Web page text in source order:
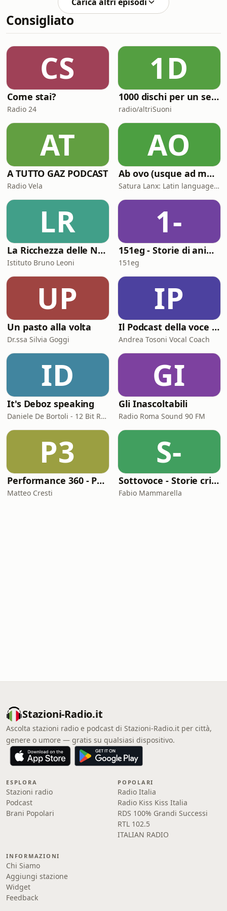
shit!"? Quand'è che si comincia a
diventare vecchi (o forse
semplicemente adulti)? Siete mai stati
compleanno? Giulia ha una tecnica
infallibile da consigliarvi... "...Ma di
ques
Consigliato
CS
Come stai?
Radio 24
1D
1000 dischi per un secolo
radio/altriSuoni
AT
A TUTTO GAZ PODCAST
Radio Vela
AO
Ab ovo (usque ad mala)
Satura Lanx: Latin language and literature for beginners.
LR
La Ricchezza delle Nazioni
Istituto Bruno Leoni
1-
151eg - Storie di animazione
151eg
UP
Un pasto alla volta
Dr.ssa Silvia Goggi
IP
Il Podcast della voce e del canto
Andrea Tosoni Vocal Coach
ID
It's Deboz speaking
Daniele De Bortoli - 12 Bit Retrogaming Trieste
GI
Gli Inascoltabili
Radio Roma Sound 90 FM
P3
Performance 360 - Prestazione e Benessere
Matteo Cresti
S-
Sottovoce - Storie criminali
Fabio Mammarella
Stazioni-Radio.it
Ascolta stazioni radio e podcast di Stazioni-Radio.it per città,
genere o umore — gratis su qualsiasi dispositivo.
ESPLORA
Stazioni radio
Podcast
Brani Popolari
POPOLARI
Radio Italia
Radio Kiss Kiss Italia
RDS 100% Grandi Successi
RTL 102.5
ITALIAN RADIO
INFORMAZIONI
Chi Siamo
Aggiungi stazione
Widget
Feedback